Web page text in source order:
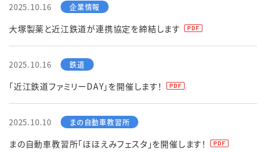
2025.10.16
大塚製薬と近江鉄道が連携協定を締結します
2025.10.16
「近江鉄道ファミリーDAY」を開催します！
2025.10.10
まの自動車教習所「ほほえみフェスタ」を開催します！